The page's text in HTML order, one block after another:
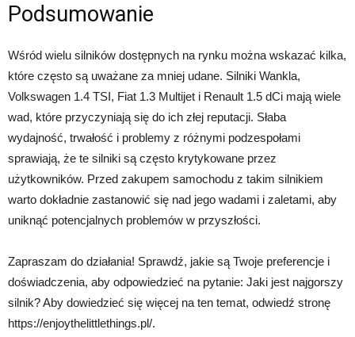
Podsumowanie
Wśród wielu silników dostępnych na rynku można wskazać kilka,
które często są uważane za mniej udane. Silniki Wankla,
Volkswagen 1.4 TSI, Fiat 1.3 Multijet i Renault 1.5 dCi mają wiele
wad, które przyczyniają się do ich złej reputacji. Słaba
wydajność, trwałość i problemy z różnymi podzespołami
sprawiają, że te silniki są często krytykowane przez
użytkowników. Przed zakupem samochodu z takim silnikiem
warto dokładnie zastanowić się nad jego wadami i zaletami, aby
uniknąć potencjalnych problemów w przyszłości.
Zapraszam do działania! Sprawdź, jakie są Twoje preferencje i
doświadczenia, aby odpowiedzieć na pytanie: Jaki jest najgorszy
silnik? Aby dowiedzieć się więcej na ten temat, odwiedź stronę
https://enjoythelittlethings.pl/.